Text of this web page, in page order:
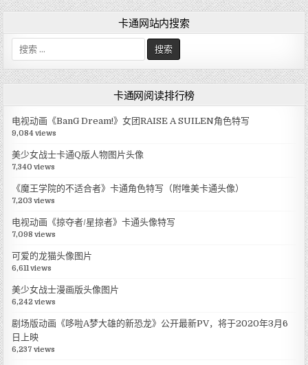
航
卡通网站内搜索
搜
索
:
卡通网阅读排行榜
电视动画《BanG Dream!》女团RAISE A SUILEN角色特写
9,084 views
美少女战士卡通Q版人物图片头像
7,340 views
《魔王学院的不适合者》卡通角色特写（附唯美卡通头像）
7,203 views
电视动画《掠夺者/星掠者》卡通头像特写
7,098 views
可爱的龙猫头像图片
6,611 views
美少女战士漫画版头像图片
6,242 views
剧场版动画《哆啦A梦大雄的新恐龙》公开最新PV，将于2020年3月6
日上映
6,237 views